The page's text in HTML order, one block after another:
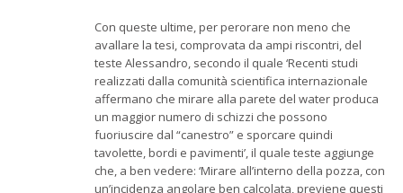
Con queste ultime, per perorare non meno che
avallare la tesi, comprovata da ampi riscontri, del
teste Alessandro, secondo il quale ‘Recenti studi
realizzati dalla comunità scientifica internazionale
affermano che mirare alla parete del water produca
un maggior numero di schizzi che possono
fuoriuscire dal “canestro” e sporcare quindi
tavolette, bordi e pavimenti’, il quale teste aggiunge
che, a ben vedere: ‘Mirare all’interno della pozza, con
un’incidenza angolare ben calcolata, previene questi